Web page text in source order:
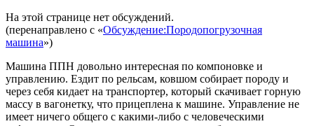
На этой странице нет обсуждений.
(перенаправлено с «Обсуждение:Породопогрузочная
машина»)
Машина ППН довольно интересная по компоновке и
управлению. Ездит по рельсам, ковшом собирает породу и
через себя кидает на транспортер, который скачивает горную
массу в вагонетку, что прицеплена к машине. Управление не
имеет ничего общего с какими-либо с человеческими